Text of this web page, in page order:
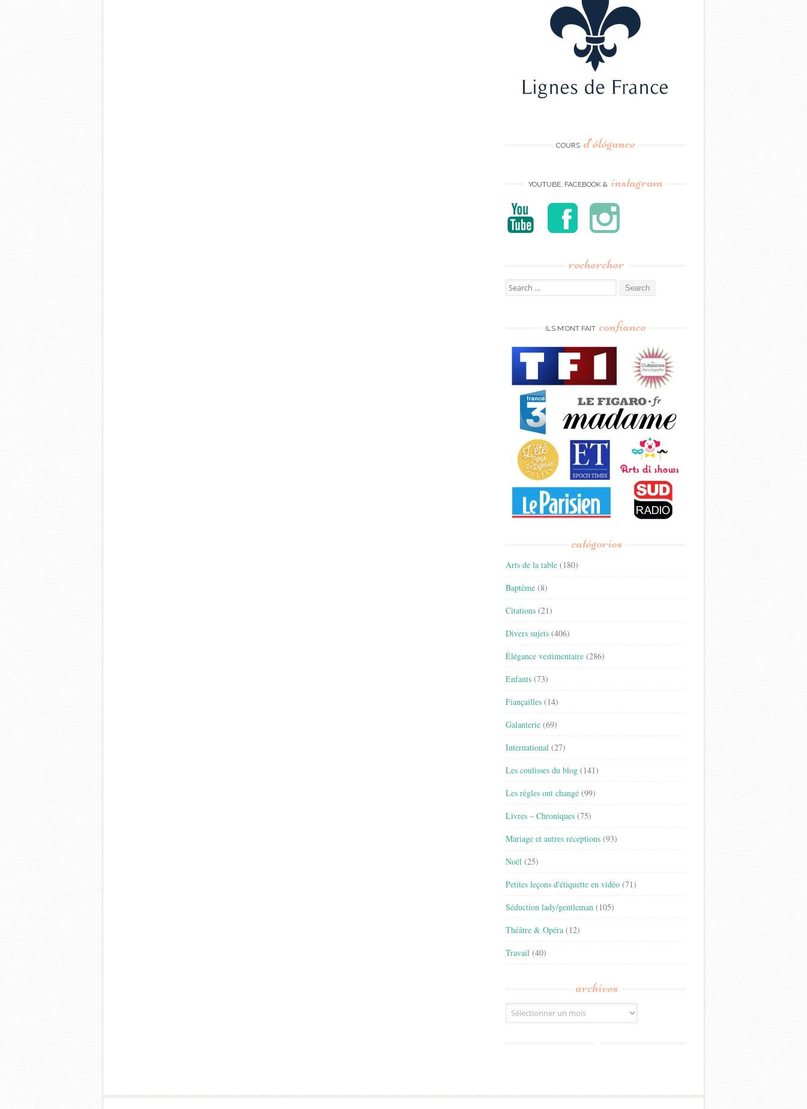
COURS d’élégance
YOUTUBE, FACEBOOK & instagram
rechercher
Search
for:
ILS M’ONT FAIT confiance
catégories
Arts de la table (180)
Baptême (8)
Citations (21)
Divers sujets (406)
Élégance vestimentaire (286)
Enfants (73)
Fiançailles (14)
Galanterie (69)
International (27)
Les coulisses du blog (141)
Les règles ont changé (99)
Livres – Chroniques (75)
Mariage et autres réceptions (93)
Noël (25)
Petites leçons d'étiquette en vidéo (71)
Séduction lady/gentleman (105)
Théâtre & Opéra (12)
Travail (40)
archives
Archives